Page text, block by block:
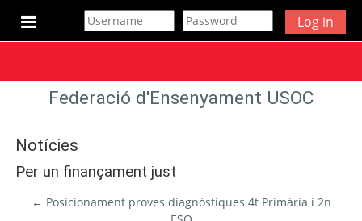
Ves al contingut principal
Panell lateral
Log in
Federació d'Ensenyament USOC
Notícies
Per un finançament just
← Posicionament proves diagnòstiques 4t Primària i 2n